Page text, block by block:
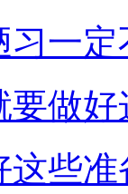
习一定
要做好
这些准